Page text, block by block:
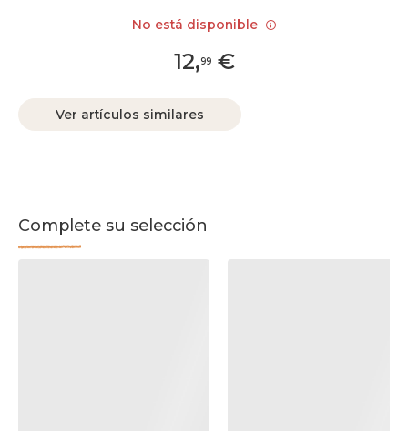
12,99€
Ver artículos similares
Complete su selección